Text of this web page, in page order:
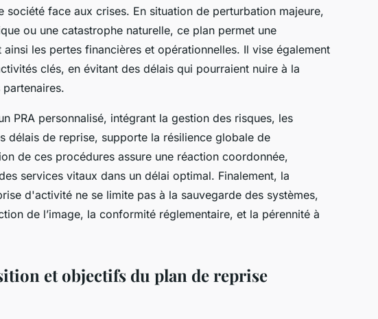
société face aux crises. En situation de perturbation majeure,
ou une catastrophe naturelle, ce plan permet une
les pertes financières et opérationnelles. Il vise également
clés, en évitant des délais qui pourraient nuire à la
PRA personnalisé, intégrant la gestion des risques, les
délais de reprise, supporte la résilience globale de
de ces procédures assure une réaction coordonnée,
services vitaux dans un délai optimal. Finalement, la
d'activité ne se limite pas à la sauvegarde des systèmes,
de l’image, la conformité réglementaire, et la pérennité à
et objectifs du plan de reprise